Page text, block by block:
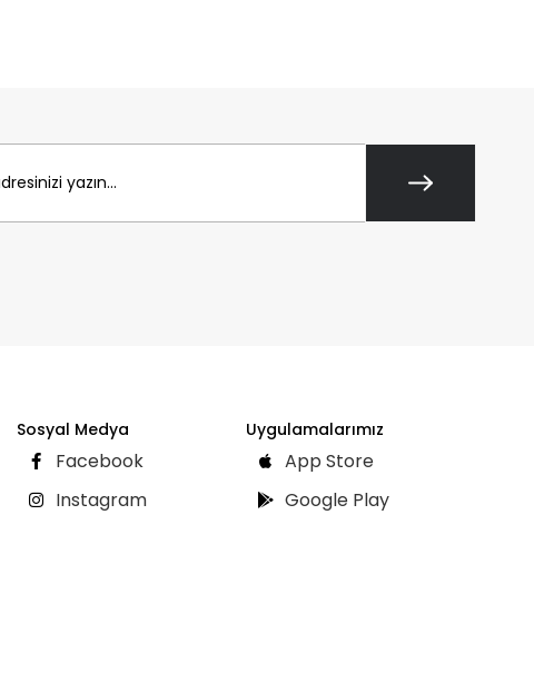
Sosyal Medya
Facebook
Instagram
Uygulamalarımız
App Store
Google Play